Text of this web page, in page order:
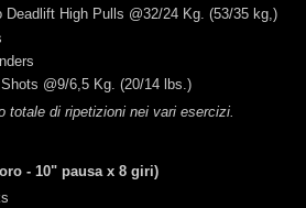
Deadlift High Pulls @32/24 Kg. (53/35 kg,)
@9/6,5 Kg. (20/14 lbs.)
totale di ripetizioni nei vari esercizi.
- 10" pausa x 8 giri)